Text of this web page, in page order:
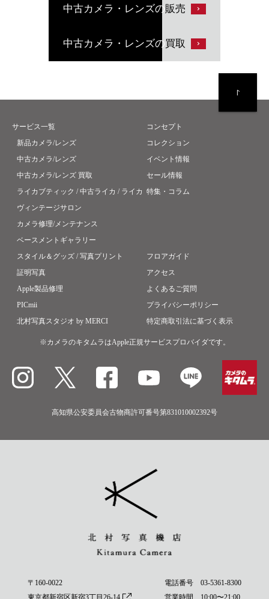
中古カメラ・レンズの販売
中古カメラ・レンズの買取
サービス一覧
新品カメラ/レンズ
中古カメラ/レンズ
中古カメラ/レンズ 買取
ライカブティック / 中古ライカ / ライカ
ヴィンテージサロン
カメラ修理/メンテナンス
ベースメントギャラリー
スタイル＆グッズ / 写真プリント
証明写真
Apple製品修理
PICmii
北村写真スタジオ by MERCI
コンセプト
コレクション
イベント情報
セール情報
特集・コラム
フロアガイド
アクセス
よくあるご質問
プライバシーポリシー
特定商取引法に基づく表示
※カメラのキタムラはApple正規サービスプロバイダです。
高知県公安委員会古物商許可番号第831010002392号
〒160-0022
東京都新宿区新宿3丁目26-14
電話番号 03-5361-8300
営業時間 10:00〜21:00